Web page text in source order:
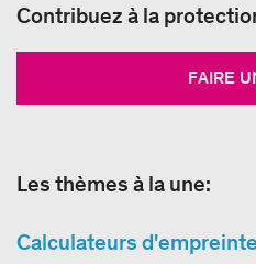
Contribuez à la
FAIRE
Les thèmes à la une:
Calculateurs